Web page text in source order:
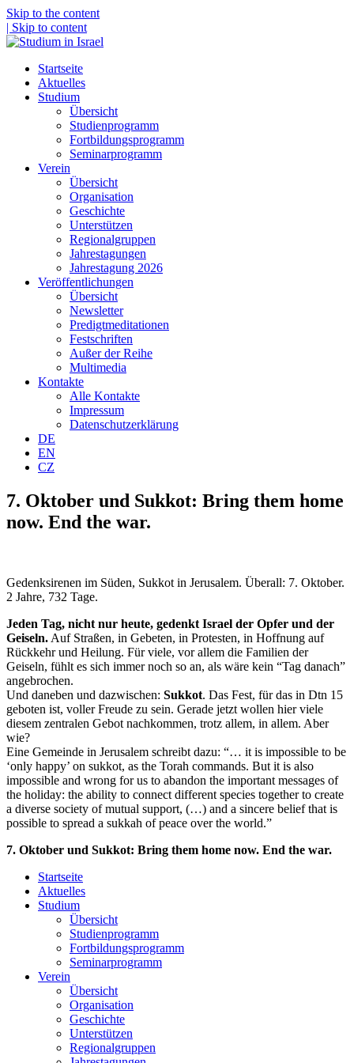
Skip to the content
| Skip to content
Startseite
Aktuelles
Studium
Übersicht
Studienprogramm
Fortbildungsprogramm
Seminarprogramm
Verein
Übersicht
Organisation
Geschichte
Unterstützen
Regionalgruppen
Jahrestagungen
Jahrestagung 2026
Veröffentlichungen
Übersicht
Newsletter
Predigtmeditationen
Festschriften
Außer der Reihe
Multimedia
Kontakte
Alle Kontakte
Impressum
Datenschutzerklärung
DE
EN
CZ
7. Oktober und Sukkot: Bring them home
now. End the war.
Gedenksirenen im Süden, Sukkot in Jerusalem. Überall: 7. Oktober.
2 Jahre, 732 Tage.
Jeden Tag, nicht nur heute, gedenkt Israel der Opfer und der
Geiseln. Auf Straßen, in Gebeten, in Protesten, in Hoffnung auf
Rückkehr und Heilung. Für viele, vor allem die Familien der
Geiseln, fühlt es sich immer noch so an, als wäre kein “Tag danach”
angebrochen.
Und daneben und dazwischen: Sukkot. Das Fest, für das in Dtn 15
geboten ist, voller Freude zu sein. Gerade jetzt wollen hier viele
diesem zentralen Gebot nachkommen, trotz allem, in allem. Aber
wie?
Eine Gemeinde in Jerusalem schreibt dazu: “… it is impossible to be
‘only happy’ on sukkot, as the Torah commands. But it is also
impossible and wrong for us to abandon the important messages of
the holiday: the ability to connect different species together to create
a diverse society of mutual support, (…) and a sincere belief that is
possible to spread a sukkah of peace over the world.”
7. Oktober und Sukkot: Bring them home now. End the war.
Startseite
Aktuelles
Studium
Übersicht
Studienprogramm
Fortbildungsprogramm
Seminarprogramm
Verein
Übersicht
Organisation
Geschichte
Unterstützen
Regionalgruppen